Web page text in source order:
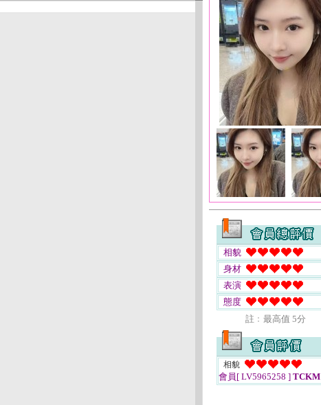
相貌
身材
表演
態度
註﹕最高值 5分
相貌
會員[ LV5965258 ] TCKM